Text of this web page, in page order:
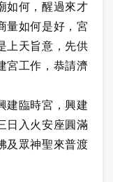
如何，醒過來才
量如何是好，宮
上天旨意，先供
宮工作，恭請濟
建臨時宮，興建
日入火安座圓滿
及眾神聖來普渡